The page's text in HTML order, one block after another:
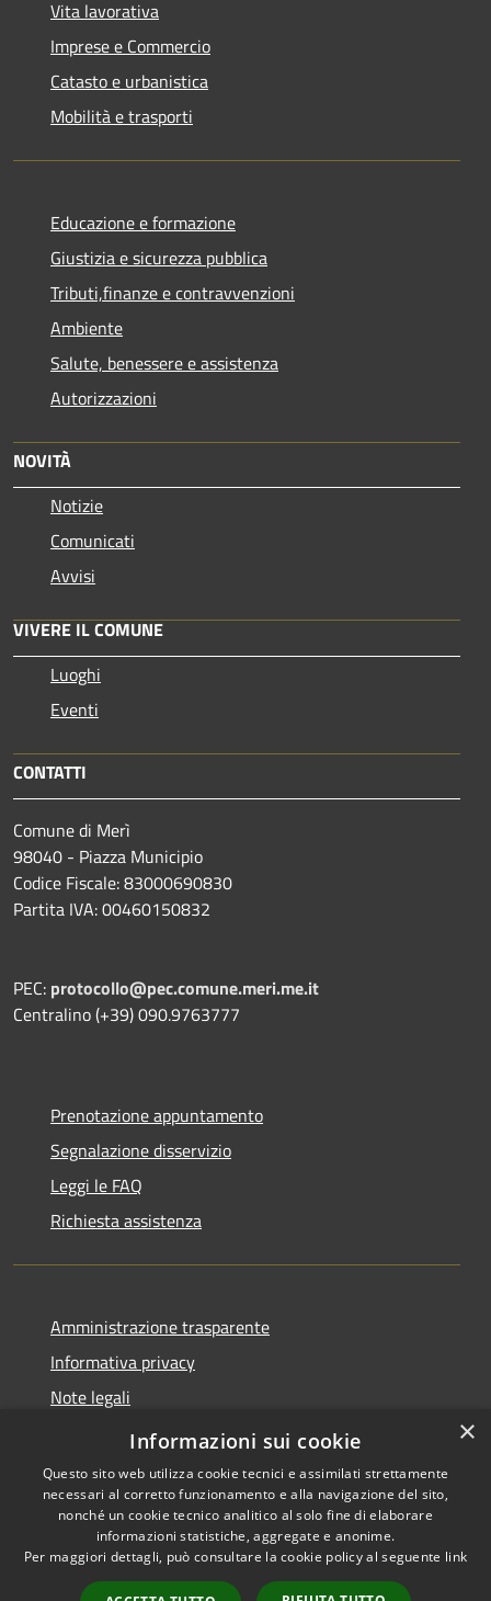
Vita lavorativa
Imprese e Commercio
Catasto e urbanistica
Mobilità e trasporti
Educazione e formazione
Giustizia e sicurezza pubblica
Tributi,finanze e contravvenzioni
Ambiente
Salute, benessere e assistenza
Autorizzazioni
NOVITÀ
Notizie
Comunicati
Avvisi
VIVERE IL COMUNE
Luoghi
Eventi
CONTATTI
Comune di Merì
98040 - Piazza Municipio
Codice Fiscale: 83000690830
Partita IVA: 00460150832
PEC: protocollo@pec.comune.meri.me.it
Centralino (+39) 090.9763777
Prenotazione appuntamento
Segnalazione disservizio
Leggi le FAQ
Richiesta assistenza
Amministrazione trasparente
Informativa privacy
Note legali
Dichiarazione di accessibilità
Accessibilità
Copyright © 2026 • Comune di
Merì • Powered by
Municipium• Accesso
×
Informazioni sui cookie
Questo sito web utilizza cookie tecnici e assimilati strettamente
necessari al corretto funzionamento e alla navigazione del sito,
nonché un cookie tecnico analitico al solo fine di elaborare
informazioni statistiche, aggregate e anonime.
Per maggiori dettagli, può consultare la cookie policy al seguente link